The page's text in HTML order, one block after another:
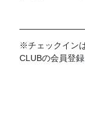
※チェックイン
CLUBの会員登